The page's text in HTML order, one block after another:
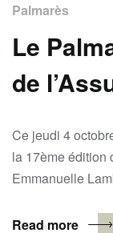
Palmarès
Le
de
Ce jeudi 4
la 17ème édition
Emmanuelle
Read more